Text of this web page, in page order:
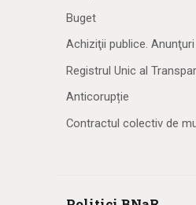
Buget
Achiziţii publice.
Registrul Unic al
Anticorupție
Contractul colectiv de